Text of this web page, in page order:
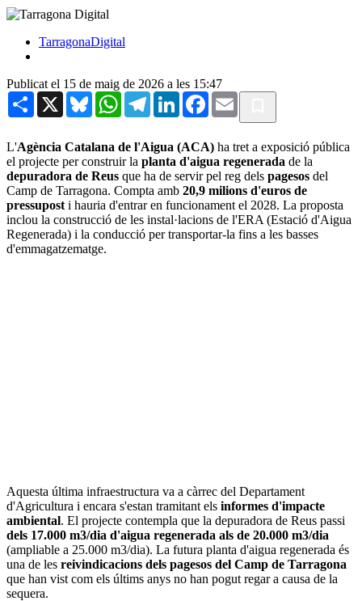
TarragonaDigital
Publicat el 15 de maig de 2026 a les 15:47
Share X BlueskyWhatsAppTelegramLinkedInFacebook
Email
L'Agència Catalana de l'Aigua (ACA) ha tret a exposició pública
el projecte per construir la planta d'aigua regenerada de la
depuradora de Reus que ha de servir pel reg dels pagesos del
Camp de Tarragona. Compta amb 20,9 milions d'euros de
pressupost i hauria d'entrar en funcionament el 2028. La proposta
inclou la construcció de les instal·lacions de l'ERA (Estació d'Aigua
Regenerada) i la conducció per transportar-la fins a les basses
d'emmagatzematge.
Aquesta última infraestructura va a càrrec del Departament
d'Agricultura i encara s'estan tramitant els informes d'impacte
ambiental. El projecte contempla que la depuradora de Reus passi
dels 17.000 m3/dia d'aigua regenerada als de 20.000 m3/dia
(ampliable a 25.000 m3/dia). La futura planta d'aigua regenerada és
una de les reivindicacions dels pagesos del Camp de Tarragona
que han vist com els últims anys no han pogut regar a causa de la
sequera.